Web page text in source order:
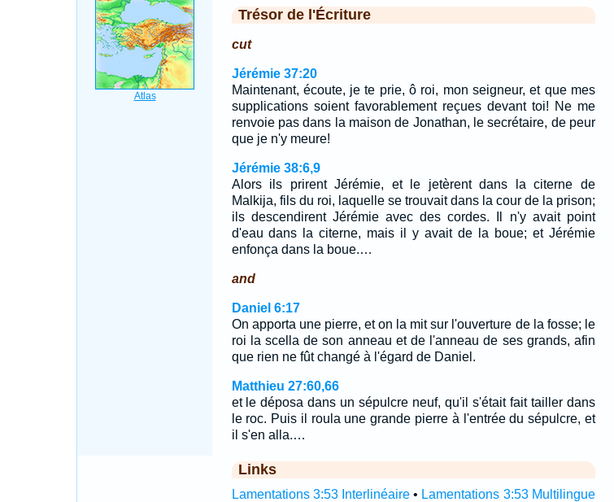
Trésor de l'Écriture
cut
Jérémie 37:20
Maintenant, écoute, je te prie, ô roi, mon seigneur, et que mes
supplications soient favorablement reçues devant toi! Ne me
renvoie pas dans la maison de Jonathan, le secrétaire, de peur
que je n'y meure!
Jérémie 38:6,9
Alors ils prirent Jérémie, et le jetèrent dans la citerne de
Malkija, fils du roi, laquelle se trouvait dans la cour de la prison;
ils descendirent Jérémie avec des cordes. Il n'y avait point
d'eau dans la citerne, mais il y avait de la boue; et Jérémie
enfonça dans la boue.…
and
Daniel 6:17
On apporta une pierre, et on la mit sur l'ouverture de la fosse; le
roi la scella de son anneau et de l'anneau de ses grands, afin
que rien ne fût changé à l'égard de Daniel.
Matthieu 27:60,66
et le déposa dans un sépulcre neuf, qu'il s'était fait tailler dans
le roc. Puis il roula une grande pierre à l'entrée du sépulcre, et
il s'en alla.…
Links
Lamentations 3:53 Interlinéaire• Lamentations 3:53 Multilingue